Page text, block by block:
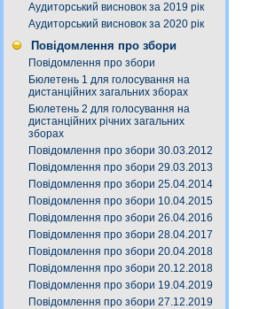
Аудиторський висновок за 2019 рік
Аудиторський висновок за 2020 рік
Повідомлення про збори
Повідомлення про збори
Бюлетень 1 для голосування на
дистанційних загальних зборах
Бюлетень 2 для голосування на
дистанційних річних загальних
зборах
Повідомлення про збори 30.03.2012
Повідомлення про збори 29.03.2013
Повідомлення про збори 25.04.2014
Повідомлення про збори 10.04.2015
Повідомлення про збори 26.04.2016
Повідомлення про збори 28.04.2017
Повідомлення про збори 20.04.2018
Повідомлення про збори 20.12.2018
Повідомлення про збори 19.04.2019
Повідомлення про збори 27.12.2019